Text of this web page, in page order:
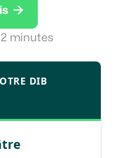

minutes
DIB